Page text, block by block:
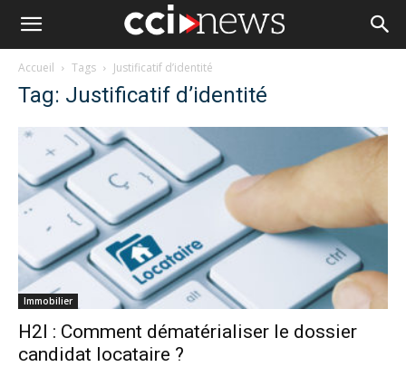
Accueil Tags Justificatif d’identité
Tag: Justificatif d’identité
Immobilier
H2I : Comment dématérialiser le dossier
candidat locataire ?